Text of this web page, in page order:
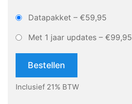
Datapakket – €59,95
Met 1 jaar updates – €99,95
Bestellen
Inclusief 21% BTW